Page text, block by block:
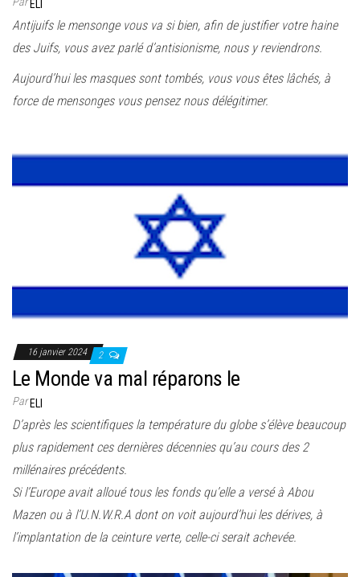
ELI
Antijuifs le mensonge vous va si bien, afin de justifier votre haine
des Juifs, vous avez parlé d’antisionisme, nous y reviendrons.
Aujourd’hui les masques sont tombés, vous vous êtes lâchés, à
force de mensonges vous pensez nous délégitimer.
16 janvier 2024 2
Le Monde va mal réparons le
ParELI
D’après les scientifiques la température du globe s’élève beaucoup
plus rapidement ces dernières décennies qu’au cours des 2
millénaires précédents.
Si l’Europe avait alloué tous les fonds qu’elle a versé à Abou
Mazen ou à l’U.N.W.R.A dont on voit aujourd’hui les dérives, à
l’implantation de la ceinture verte, celle-ci serait achevée.